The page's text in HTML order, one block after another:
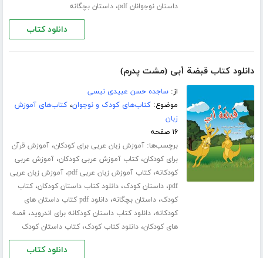
داستان نوجوانان pdf
،داستان بچگانه
دانلود کتاب
دانلود کتاب قبضة أبی (مشت پدرم)
از:ساجده حسن عبیدی نیسی
موضوع:کتاب‌های کودک و نوجوان،کتاب‌های آموزش
زبان
۱۶ صفحه
برچسب‌ها:آموزش زبان عربی برای کودکان،آموزش قرآن
برای کودکان،کتاب آموزش عربی کودکان،آموزش عربی
کودکانه،کتاب آموزش زبان عربی pdf ،آموزش زبان عربی
pdf،داستان کودک،دانلود کتاب داستان کودکان،کتاب
کودک،داستان بچگانه،
دانلود pdf کتاب داستان های
کودکانه،دانلود کتاب داستان کودکانه برای اندروید، قصه
های کودکان،دانلود کتاب کودک،کتاب داستان کودک
دانلود کتاب